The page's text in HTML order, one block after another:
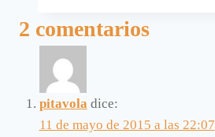
para
los
2 comentarios
pitavola dice:
11 de mayo de 2015 a las 22:07